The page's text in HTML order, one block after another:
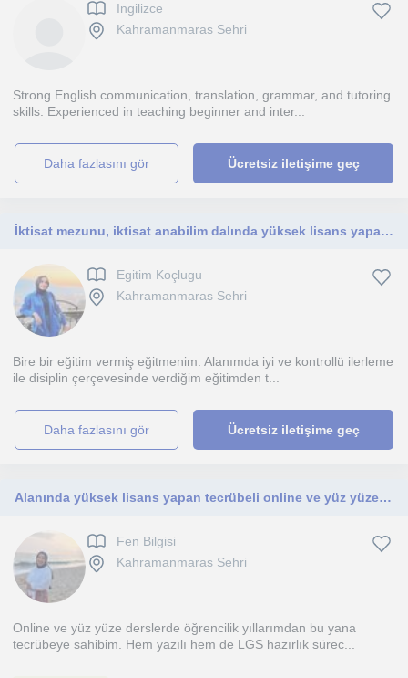
Ingilizce
Kahramanmaras Sehri
Strong English communication, translation, grammar, and tutoring
skills. Experienced in teaching beginner and inter...
daha fazlasını gör Ücretsiz iletişime geç
İktisat mezunu, iktisat anabilim dalında yüksek lisans yapan ve formasyon eğitimi alıp muhasebe öğretmenliği yapmış iktisatçıyım.
Egitim Koçlugu
Kahramanmaras Sehri
Bire bir eğitim vermiş eğitmenim. Alanımda iyi ve kontrollü ilerleme
ile disiplin çerçevesinde verdiğim eğitimden t...
daha fazlasını gör Ücretsiz iletişime geç
Alanında yüksek lisans yapan tecrübeli online ve yüz yüze (Kahramanmaraş) fen bilgisi öğretmeni
Fen Bilgisi
Kahramanmaras Sehri
Online ve yüz yüze derslerde öğrencilik yıllarımdan bu yana
tecrübeye sahibim. Hem yazılı hem de LGS hazırlık sürec...